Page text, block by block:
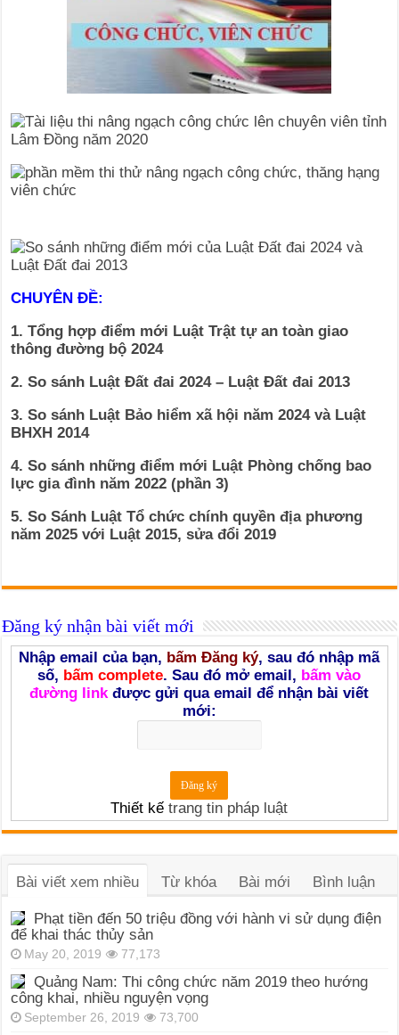
CHUYÊN ĐỀ:
1. Tổng hợp điểm mới Luật Trật tự an toàn giao
thông đường bộ 2024
2. So sánh Luật Đất đai 2024 – Luật Đất đai 2013
3. So sánh Luật Bảo hiểm xã hội năm 2024 và Luật
BHXH 2014
4. So sánh những điểm mới Luật Phòng chống bao
lực gia đình năm 2022 (phần 3)
5. So Sánh Luật Tổ chức chính quyền địa phương
năm 2025 với Luật 2015, sửa đổi 2019
Đăng ký nhận bài viết mới
Nhập email của bạn, bấm Đăng ký, sau đó nhập mã
số, bấm complete. Sau đó mở email, bấm vào
đường linkđược gửi qua email để nhận bài viết
mới:
Thiết kếtrang tin pháp luật
Bài viết xem nhiều Từ khóa Bài mới Bình luận
Phạt tiền đến 50 triệu đồng với hành vi sử dụng điện
để khai thác thủy sản
May 20, 2019 77,173
Quảng Nam: Thi công chức năm 2019 theo hướng
công khai, nhiều nguyện vọng
September 26, 2019 73,700